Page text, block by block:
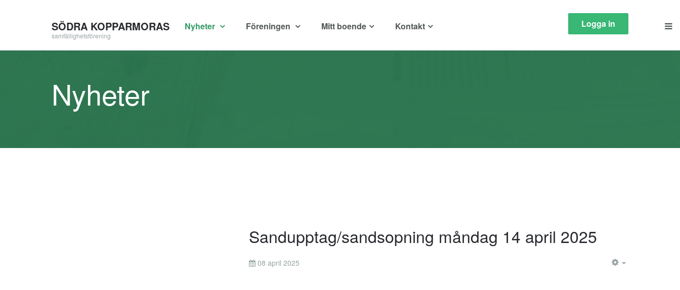
SÖDRA KOPPARMORAS
samfällighetsförening
Nyheter Föreningen Mitt boende Kontakt Logga in
Nyheter
Sandupptag/sandsopning måndag 14 april 2025
08 april 2025